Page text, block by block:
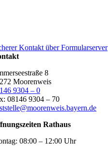
Kontakt über Formularserver
8
Moorenweis
9304 – 0
08146 9304 – 70
Rathaus
08:00 – 12:00 Uhr